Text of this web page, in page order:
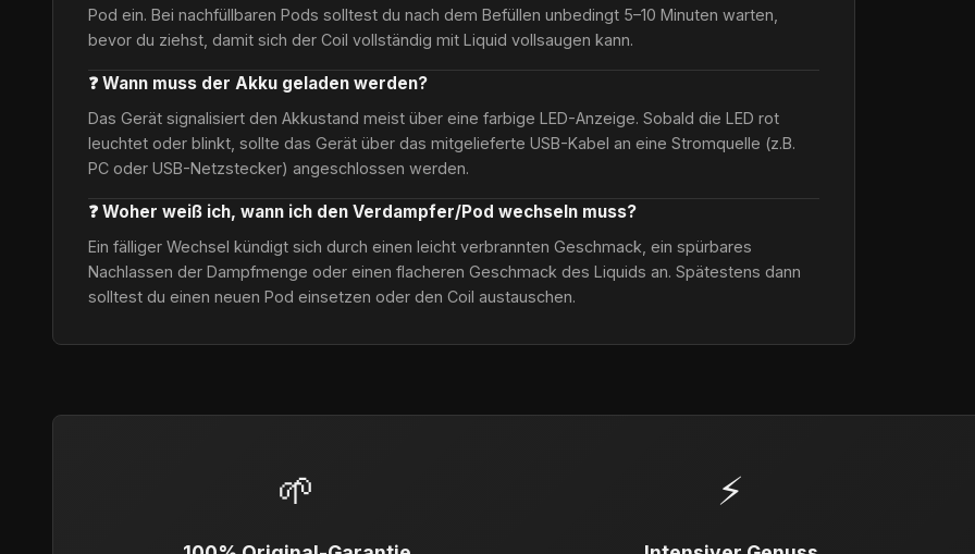
Pod ein. Bei nachfüllbaren Pods solltest du nach dem Befüllen unbedingt 5–10 Minuten warten,
bevor du ziehst, damit sich der Coil vollständig mit Liquid vollsaugen kann.
❓ Wann muss der Akku geladen werden?
Das Gerät signalisiert den Akkustand meist über eine farbige LED-Anzeige. Sobald die LED rot
leuchtet oder blinkt, sollte das Gerät über das mitgelieferte USB-Kabel an eine Stromquelle (z.B.
PC oder USB-Netzstecker) angeschlossen werden.
❓ Woher weiß ich, wann ich den Verdampfer/Pod wechseln muss?
Ein fälliger Wechsel kündigt sich durch einen leicht verbrannten Geschmack, ein spürbares
Nachlassen der Dampfmenge oder einen flacheren Geschmack des Liquids an. Spätestens dann
solltest du einen neuen Pod einsetzen oder den Coil austauschen.
🌱 ⚡